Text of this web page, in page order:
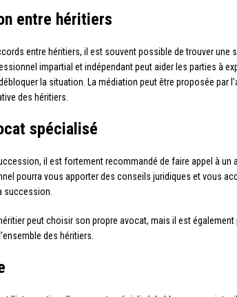
entre héritiers
entre héritiers, il est souvent possible de trouver une
impartial et indépendant peut aider les parties à
la situation. La médiation peut être proposée par
des héritiers.
spécialisé
il est fortement recommandé de faire appel à un
pourra vous apporter des conseils juridiques et vous
succession.
peut choisir son propre avocat, mais il est
des héritiers.